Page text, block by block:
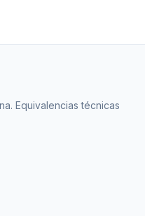
Equivalencias técnicas